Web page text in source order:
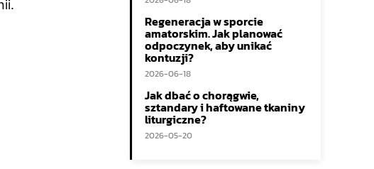
Regeneracja w sporcie
amatorskim. Jak planować
odpoczynek, aby unikać
kontuzji?
2026-06-18
Jak dbać o chorągwie,
sztandary i haftowane tkaniny
liturgiczne?
2026-05-20